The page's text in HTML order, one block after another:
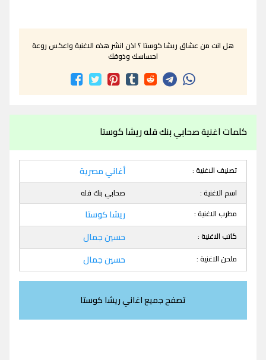
هل انت من عشاق ريشا كوستا ؟ اذن انشر هذه الاغنية واعكس روعة
احساسك وذوقك
كلمات اغنية صحابي بنك قله ريشا كوستا
تصنيف الاغنية : أغاني مصرية
اسم الاغنية :
صحابي بنك قله
مطرب الاغنية :
ريشا كوستا
كاتب الاغنية : حسين جمال
ملحن الاغنية : حسين جمال
تصفح جميع اغاني ريشا كوستا